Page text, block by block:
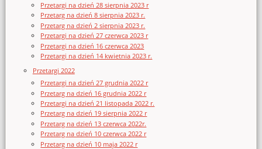
Przetargi na dzień 28 sierpnia 2023 r
Przetarg na dzień 8 sierpnia 2023 r.
Przetarg na dzień 2 sierpnia 2023 r.
Przetargi na dzień 27 czerwca 2023 r
Przetargi na dzień 16 czerwca 2023
Przetargi na dzień 14 kwietnia 2023 r.
Przetargi 2022
Przetargi na dzień 27 grudnia 2022 r
Przetarg na dzień 16 grudnia 2022 r
Przetargi na dzień 21 listopada 2022 r.
Przetarg na dzień 19 sierpnia 2022 r
Przetarg na dzień 13 czerwca 2022r.
Przetarg na dzień 10 czerwca 2022 r
Przetarg na dzień 10 maja 2022 r